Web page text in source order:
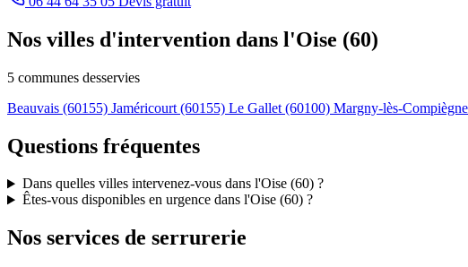
Nos villes d'intervention dans l'Oise (60)
5 communes desservies
Beauvais (60155) Jaméricourt (60155) Le Gallet (60100) Margny-lès-Compiègne
Questions fréquentes
Dans quelles villes intervenez-vous dans l'Oise (60) ?
Êtes-vous disponibles en urgence dans l'Oise (60) ?
Nos services de serrurerie